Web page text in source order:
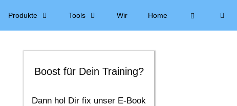
Produkte Tools Wir Home
Boost für Dein Training?
Dann hol Dir fix unser E-Book